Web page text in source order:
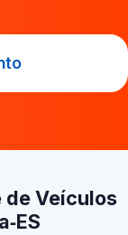
de Veículos